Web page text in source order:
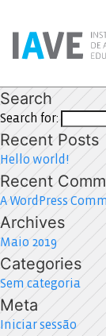
Search
Search for:
Recent Posts
Hello world!
Recent
A WordPress
Archives
Maio 2019
Categories
Sem categoria
Meta
Iniciar sessão